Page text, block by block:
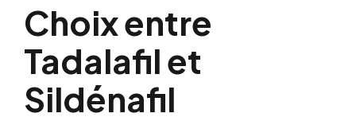
Choix entre
Tadalafil et
Sildénafil